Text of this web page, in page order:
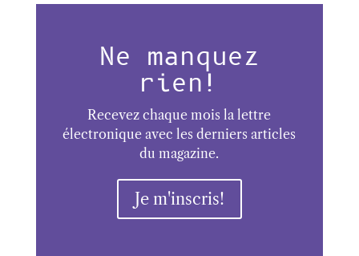
Ne manquez
rien!
Recevez chaque mois la lettre
électronique avec les derniers articles
du magazine.
Je m'inscris!